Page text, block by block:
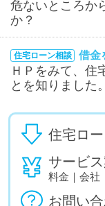
危ないところか
か？
住宅ローン相談 借金
ＨＰをみて、住
とを知りました。
住宅ロ
サービ
料金｜会社
お問い